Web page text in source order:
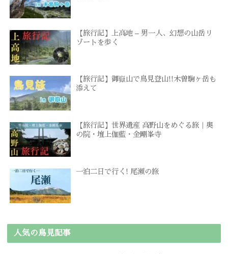
【旅行記】上高地 – 男一人、幻想の山岳リ
ゾートを歩く
【旅行記】御嶽山で鳥見登山!!木曽駒ヶ岳も
添えて
【旅行記】世界遺産 高野山をめぐる旅｜奥
の院・壇上伽藍・金剛峯寺
一泊二日で行く! 尾瀬の旅
人気の鳥見記事